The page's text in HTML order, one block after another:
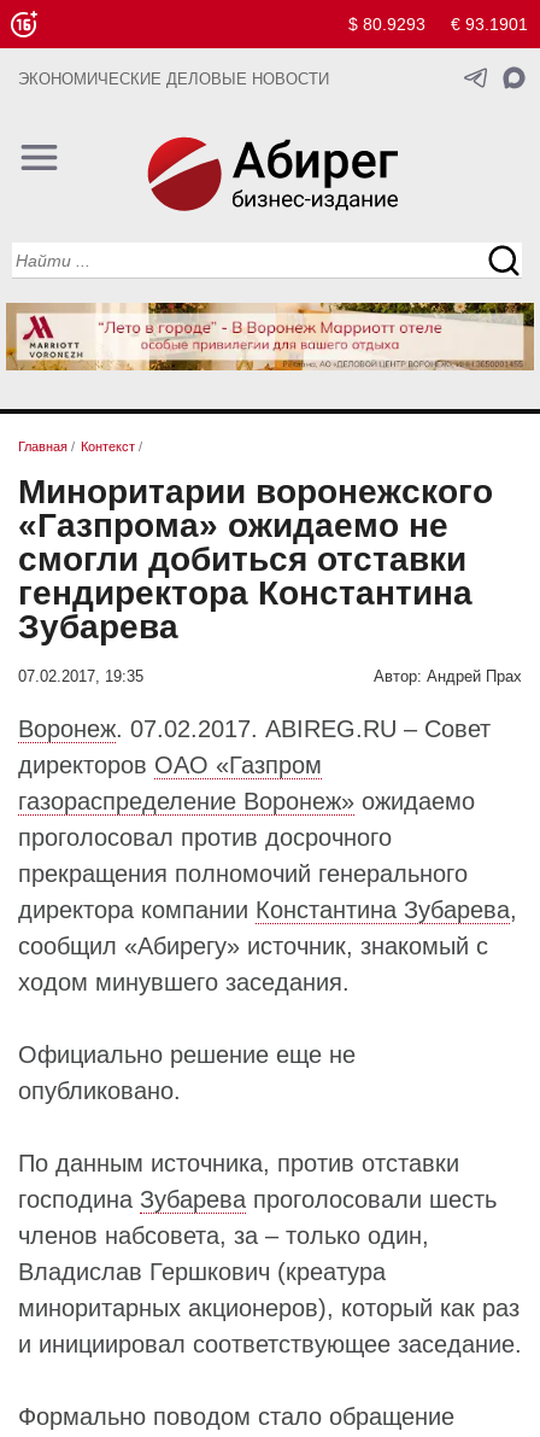
$ 80.9293 € 93.1901
ЭКОНОМИЧЕСКИЕ ДЕЛОВЫЕ НОВОСТИ
Главная / Контекст /
Миноритарии воронежского
«Газпрома» ожидаемо не
смогли добиться отставки
гендиректора Константина
Зубарева
07.02.2017, 19:35 Автор: Андрей Прах
Воронеж. 07.02.2017. ABIREG.RU – Совет
директоров ОАО «Газпром
газораспределение Воронеж» ожидаемо
проголосовал против досрочного
прекращения полномочий генерального
директора компании Константина Зубарева,
сообщил «Абирегу» источник, знакомый с
ходом минувшего заседания.
Официально решение еще не
опубликовано.
По данным источника, против отставки
господина Зубарева проголосовали шесть
членов набсовета, за – только один,
Владислав Гершкович (креатура
миноритарных акционеров), который как раз
и инициировал соответствующее заседание.
Формально поводом стало обращение